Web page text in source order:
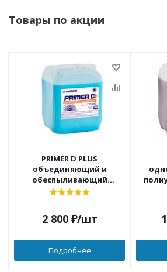
Товары по акции
PRIMER D PLUS
объединяющий и
обеспыливающий
универсальный грунт
2 800₽/шт
Подробнее